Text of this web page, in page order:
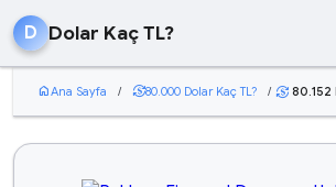
D Dolar Kaç TL?
homeAna Sayfa / currency_exchange80.000 Dolar Kaç TL? / currency_exchange 80.152